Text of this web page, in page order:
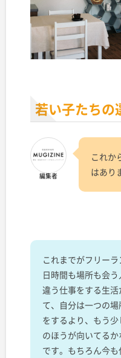
若い子たちの
編集者
これか
はあり
これまでがフリー
日時間も場所も会
違う仕事をする生
て、自分は一つの
をするより、もう
のほうが向いてる
です。もちろん今